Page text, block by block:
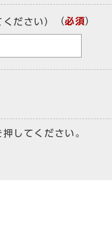
ださい） （必須）
してください。